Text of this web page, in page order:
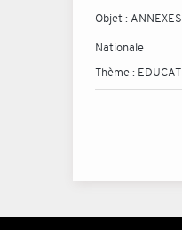
Objet :
Nationale
Thème :